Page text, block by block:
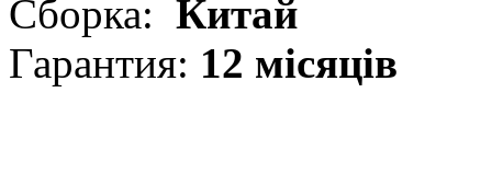
Сборка: Китай
Гарантия: 12 місяців